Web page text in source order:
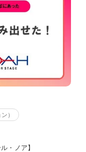
）
・ノア】